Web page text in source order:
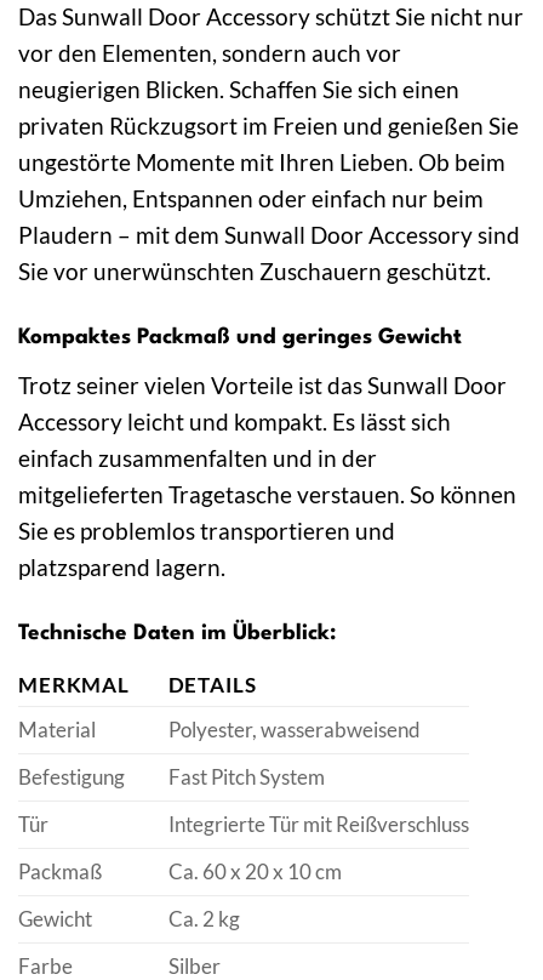
Das Sunwall Door Accessory schützt Sie nicht nur
vor den Elementen, sondern auch vor
neugierigen Blicken. Schaffen Sie sich einen
privaten Rückzugsort im Freien und genießen Sie
ungestörte Momente mit Ihren Lieben. Ob beim
Umziehen, Entspannen oder einfach nur beim
Plaudern – mit dem Sunwall Door Accessory sind
Sie vor unerwünschten Zuschauern geschützt.
Kompaktes Packmaß und geringes Gewicht
Trotz seiner vielen Vorteile ist das Sunwall Door
Accessory leicht und kompakt. Es lässt sich
einfach zusammenfalten und in der
mitgelieferten Tragetasche verstauen. So können
Sie es problemlos transportieren und
platzsparend lagern.
Technische Daten im Überblick:
MERKMAL
DETAILS
Material
Polyester, wasserabweisend
Befestigung
Fast Pitch System
Tür
Integrierte Tür mit Reißverschluss
Packmaß
Ca. 60 x 20 x 10 cm
Gewicht
Ca. 2 kg
Farbe
Silber